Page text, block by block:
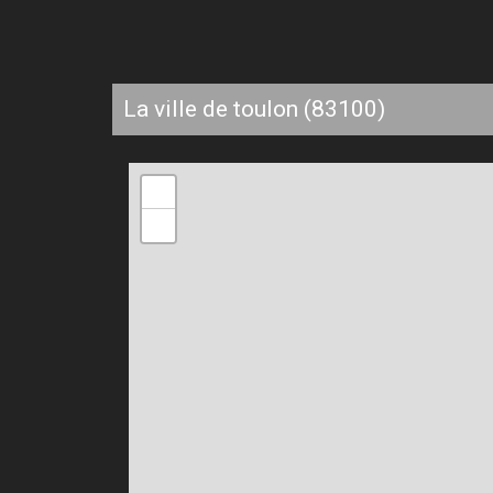
la ville de toulon (83100)